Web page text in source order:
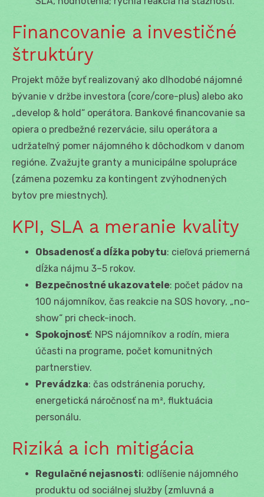
Financovanie a investičné
štruktúry
Projekt môže byť realizovaný ako dlhodobé nájomné
bývanie v držbe investora (core/core-plus) alebo ako
„develop & hold“ operátora. Bankové financovanie sa
opiera o predbežné rezervácie, silu operátora a
udržateľný pomer nájomného k dôchodkom v danom
regióne. Zvažujte granty a municipálne spolupráce
(zámena pozemku za kontingent zvýhodnených
bytov pre miestnych).
KPI, SLA a meranie kvality
Obsadenosť a dĺžka pobytu: cieľová priemerná
dĺžka nájmu 3–5 rokov.
Bezpečnostné ukazovatele: počet pádov na
100 nájomníkov, čas reakcie na SOS hovory, „no-
show“ pri check-inoch.
Spokojnosť: NPS nájomníkov a rodín, miera
účasti na programe, počet komunitných
partnerstiev.
Prevádzka: čas odstránenia poruchy,
energetická náročnosť na m², fluktuácia
personálu.
Riziká a ich mitigácia
Regulačné nejasnosti: odlíšenie nájomného
produktu od sociálnej služby (zmluvná a